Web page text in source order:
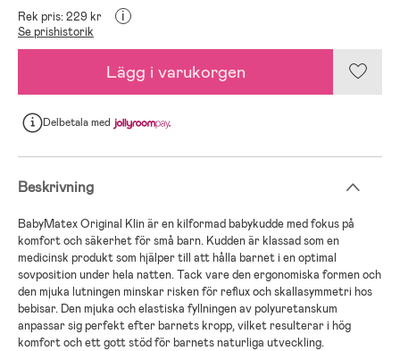
Rek pris: 229 kr i
Se prishistorik
Lägg i varukorgen
Delbetalamed
Beskrivning
BabyMatex Original Klin är en kilformad babykudde med fokus på
komfort och säkerhet för små barn. Kudden är klassad som en
medicinsk produkt som hjälper till att hålla barnet i en optimal
sovposition under hela natten. Tack vare den ergonomiska formen och
den mjuka lutningen minskar risken för reflux och skallasymmetri hos
bebisar. Den mjuka och elastiska fyllningen av polyuretanskum
anpassar sig perfekt efter barnets kropp, vilket resulterar i hög
komfort och ett gott stöd för barnets naturliga utveckling.